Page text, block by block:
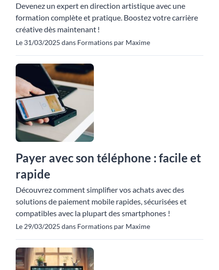
Devenez un expert en direction artistique avec une
formation complète et pratique. Boostez votre carrière
créative dès maintenant !
Le 31/03/2025 dans Formations par Maxime
Payer avec son téléphone : facile et
rapide
Découvrez comment simplifier vos achats avec des
solutions de paiement mobile rapides, sécurisées et
compatibles avec la plupart des smartphones !
Le 29/03/2025 dans Formations par Maxime